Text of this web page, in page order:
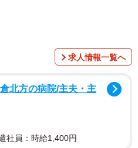
したという。求人情報一覧へ
北方の病院/主夫・主
社員：時給1,400円